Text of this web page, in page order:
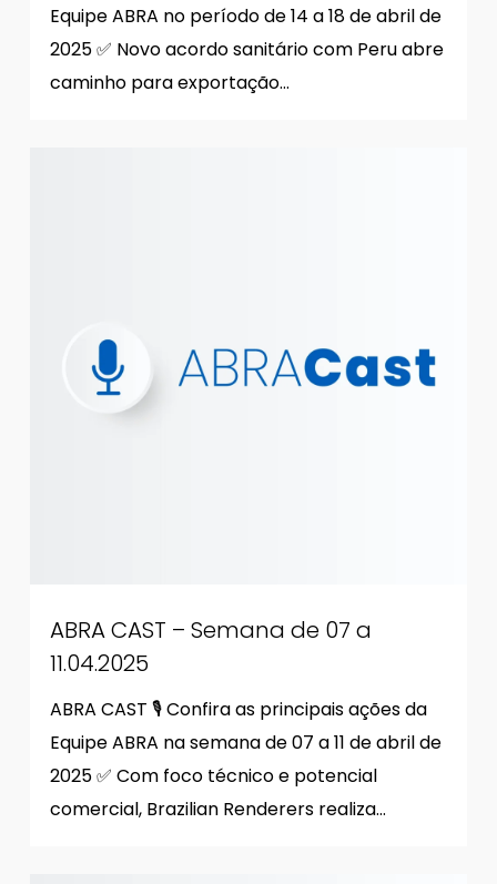
Equipe ABRA no período de 14 a 18 de abril de
2025 ✅ Novo acordo sanitário com Peru abre
caminho para exportação…
ABRA CAST – Semana de 07 a
11.04.2025
ABRA CAST 🎙 Confira as principais ações da
Equipe ABRA na semana de 07 a 11 de abril de
2025 ✅ Com foco técnico e potencial
comercial, Brazilian Renderers realiza…